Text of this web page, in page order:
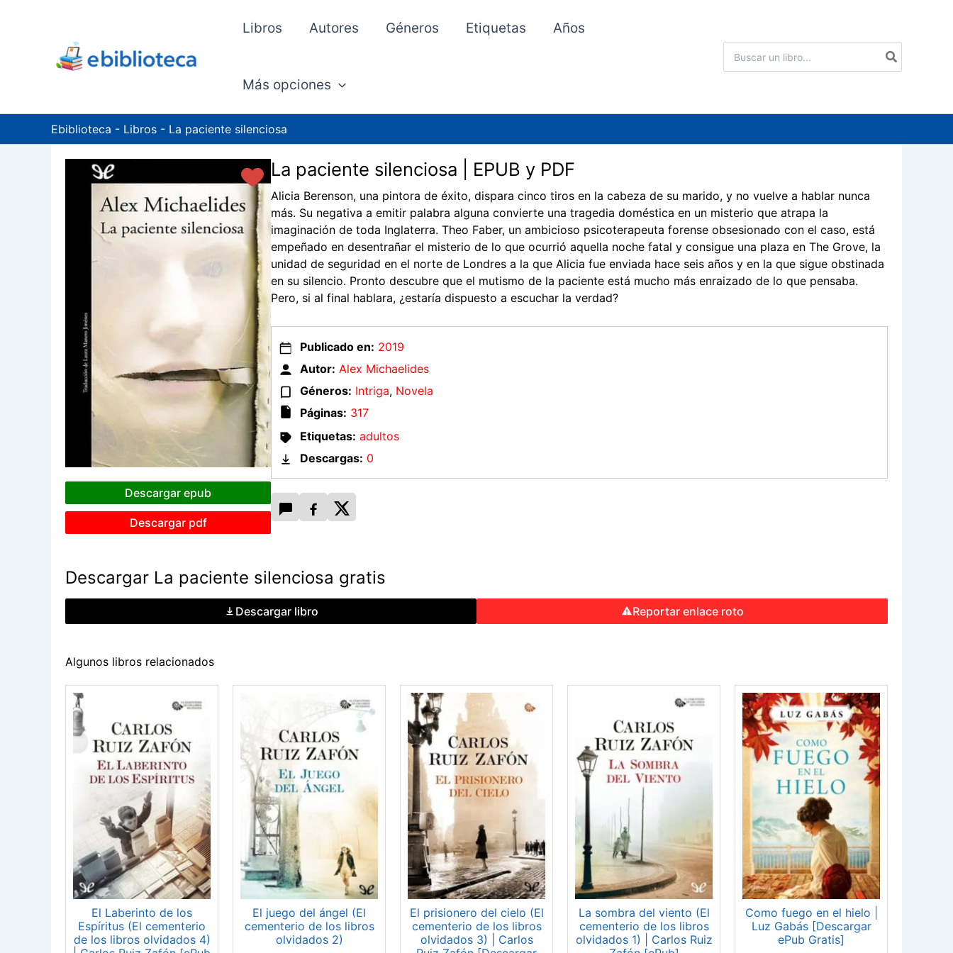
Libros Autores Géneros Etiquetas Años
Más opciones
por:
Ebiblioteca - Libros - La paciente silenciosa
Descargar epub
Descargar pdf
La paciente silenciosa | EPUB y PDF
Alicia Berenson, una pintora de éxito, dispara cinco tiros en la cabeza de su marido, y no vuelve a hablar nunca
más. Su negativa a emitir palabra alguna convierte una tragedia doméstica en un misterio que atrapa la
imaginación de toda Inglaterra. Theo Faber, un ambicioso psicoterapeuta forense obsesionado con el caso, está
empeñado en desentrañar el misterio de lo que ocurrió aquella noche fatal y consigue una plaza en The Grove, la
unidad de seguridad en el norte de Londres a la que Alicia fue enviada hace seis años y en la que sigue obstinada
en su silencio. Pronto descubre que el mutismo de la paciente está mucho más enraizado de lo que pensaba.
Pero, si al final hablara, ¿estaría dispuesto a escuchar la verdad?
Publicado en: 2019
Autor: Alex Michaelides
Géneros: Intriga, Novela
Páginas: 317
Etiquetas: adultos
Descargas: 0
Descargar La paciente silenciosa gratis
Descargar libro Reportar enlace roto
Algunos libros relacionados
El Laberinto de los
Espíritus (El cementerio
de los libros olvidados 4)
El juego del ángel (El
cementerio de los libros
olvidados 2)
El prisionero del cielo (El
cementerio de los libros
olvidados 3) | Carlos
La sombra del viento (El
cementerio de los libros
olvidados 1) | Carlos Ruiz
Como fuego en el hielo |
Luz Gabás [Descargar
ePub Gratis]